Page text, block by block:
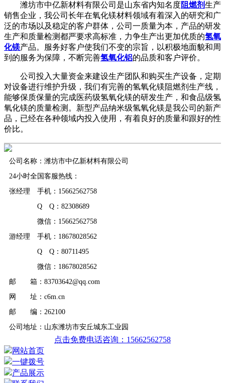
潍坊市中亿新材料有限公司是山东省内知名度阻燃剂生产
销售企业，我公司长年在氧化镁材料领域有着深入的研究和广
泛的市场以及稳定的客户群体，公司一质量为本，产品的研发
生产和质量检测都严要求高标准，力争生产出更加优质的氢氧
化镁产品。服务好客户使我们不变的宗旨，以积极地面貌和周
到的服务为保障，不断完善氢氧化铝的品质和客户评价。
公司投入大量资金来建设生产团队和购买生产设备，定期
对设备进行维护升级，我们有完善的氢氧化镁阻燃剂生产线，
能够保质保量的完成医药级氢氧化镁的研发生产，和食品级氢
氧化镁的质量检测。新型产品纳米级氢氧化镁是我公司的新产
品，已经在各种领域内投入使用，有着良好的质量和跟好的性
价比。
公司名称：潍坊市中亿新材料有限公司
24小时全国客服热线：
张经理 手机：15662562758
Q Q：82308689
微信：15662562758
游经理 手机：18678028562
Q Q：80711495
微信：18678028562
邮 箱：83703642@qq.com
网 址：c6m.cn
邮 编：262100
公司地址：山东潍坊市安丘城东工业园
点击免费电话咨询：15662562758
网站首页
一键拨号
产品展示